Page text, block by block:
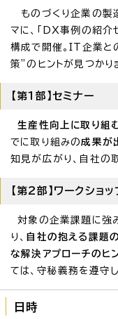
ものづくり企業の製
マに、「DX事例の紹介
構成で開催。IT企業と
策”のヒントが見つかり
【第1部】セミナー
生産性向上に取り組
でに取り組みの成果が
知見が広がり、自社の
【第2部】ワークショッ
対象の企業課題に強
り、 自社の抱える課題の
な解決アプローチのヒン
ては、守秘義務を遵守
日時